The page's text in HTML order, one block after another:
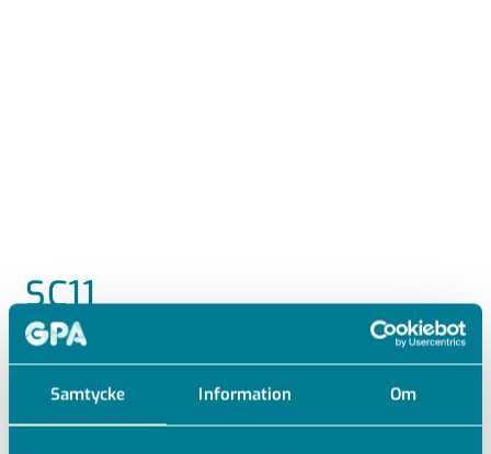
Samtycke Information Om
SC11
SEAL CLEAN PACKNING SDR11 FÖR PP/PE
GORE-tätning för PP- och PE-krage
SDR 11